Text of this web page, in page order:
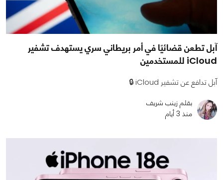
آبل تطعن قضائيًا في أمر بريطاني سري يستهدف تشفير
iCloud للمستخدمين
آبل تدافع عن تشفير iCloud 🔒
بقلم زينب شريف
منذ 3 أيام